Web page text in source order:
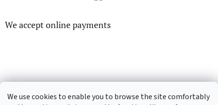
We use cookies to enable you to browse the site comfortably
We accept online payments